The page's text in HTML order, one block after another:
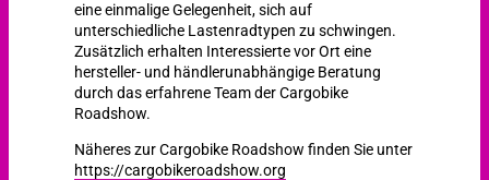
eine einmalige Gelegenheit, sich auf
unterschiedliche Lastenradtypen zu schwingen.
Zusätzlich erhalten Interessierte vor Ort eine
hersteller- und händlerunabhängige Beratung
durch das erfahrene Team der Cargobike
Roadshow.
Näheres zur Cargobike Roadshow finden Sie unter
https://cargobikeroadshow.org